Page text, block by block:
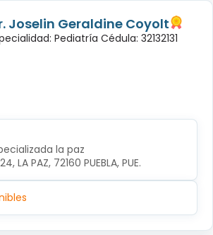
Joselin Geraldine Coyolt
Pediatría Cédula: 32132131
la paz
LA PAZ, 72160 PUEBLA, PUE.